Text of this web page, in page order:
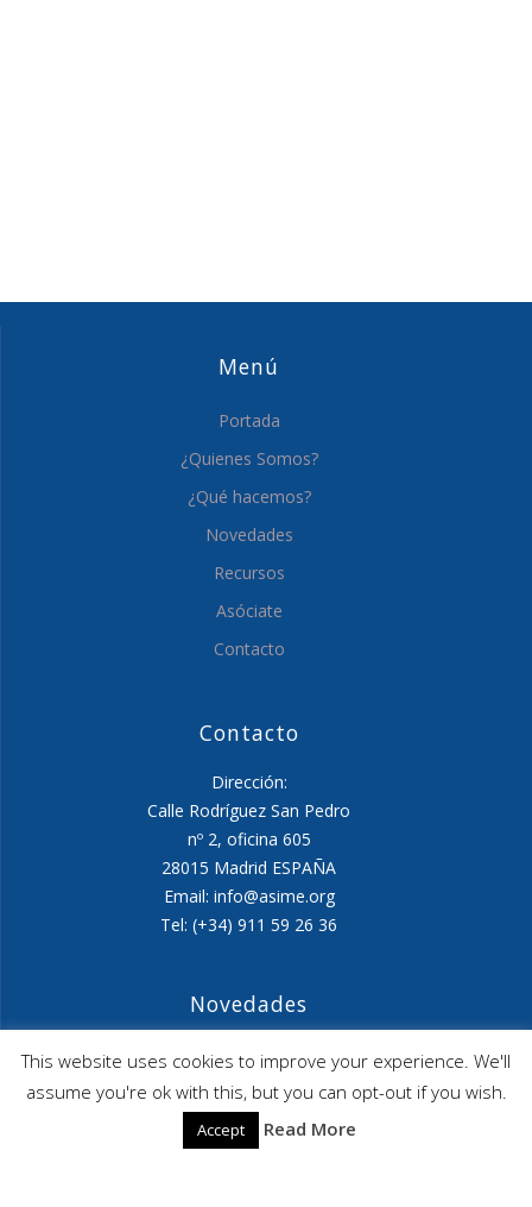
Menú
Portada
¿Quienes Somos?
¿Qué hacemos?
Novedades
Recursos
Asóciate
Contacto
Contacto
Dirección:
Calle Rodríguez San Pedro
nº 2, oficina 605
28015 Madrid ESPAÑA
Email: info@asime.org
Tel: (+34) 911 59 26 36
Novedades
Agenda ASIME-Ultimo trimestre 2026
ASIME celebrará en diciembre una nueva edición de
sus jornadas
This website uses cookies to improve your experience. We'll
assume you're ok with this, but you can opt-out if you wish.
Accept Read More